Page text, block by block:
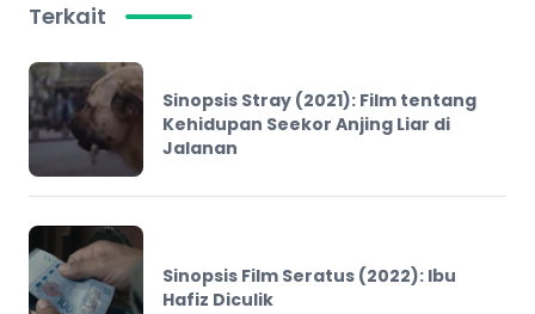
Terkait
Sinopsis Stray (2021): Film tentang
Kehidupan Seekor Anjing Liar di
Jalanan
Sinopsis Film Seratus (2022): Ibu
Hafiz Diculik